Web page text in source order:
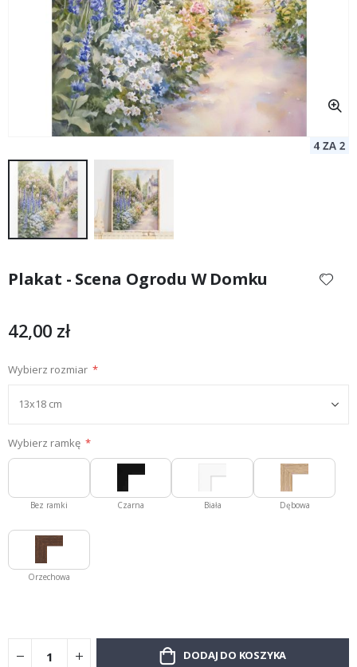
początek
Plakat - Scena Ogrodu W Domku
42,00 zł
Wybierz rozmiar
Wybierz ramkę
Bez ramki Czarna Biała Dębowa
Orzechowa
DODAJ DO KOSZYKA